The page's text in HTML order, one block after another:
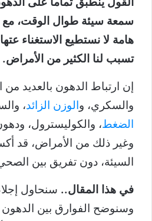
سمعة سيئة طوال الوقت،
هامة لا نستطيع الاستغناء
تسبب لنا الكثير من الأمراض.
إن ارتباط الدهون بالعديد
والسكري، والوزن الزائد،
الضغط، والكوليسترول،
وغير ذلك من الأمراض، قد
السيئة، دون تفريق بين
في هذا المقال.. سنحاول
وسنوضح الفوارق بين